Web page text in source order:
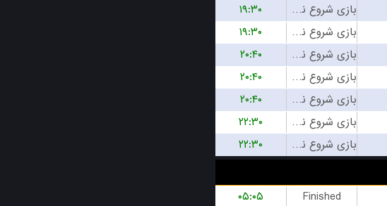
بازی شروع نشده است
۱۹:۳۰
بازی شروع نشده است
۱۹:۳۰
بازی شروع نشده است
۲۰:۴۰
بازی شروع نشده است
۲۰:۴۰
بازی شروع نشده است
۲۰:۴۰
بازی شروع نشده است
۲۲:۳۰
بازی شروع نشده است
۲۲:۳۰
Finished
۰۵:۰۵